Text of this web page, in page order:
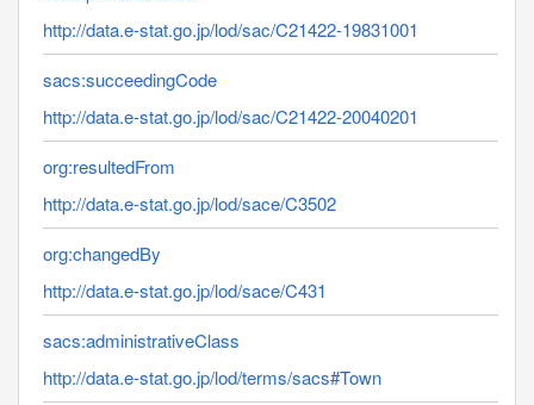
http://data.e-stat.go.jp/lod/sac/C21422-19831001
sacs:succeedingCode
http://data.e-stat.go.jp/lod/sac/C21422-20040201
org:resultedFrom
http://data.e-stat.go.jp/lod/sace/C3502
org:changedBy
http://data.e-stat.go.jp/lod/sace/C431
sacs:administrativeClass
http://data.e-stat.go.jp/lod/terms/sacs#Town